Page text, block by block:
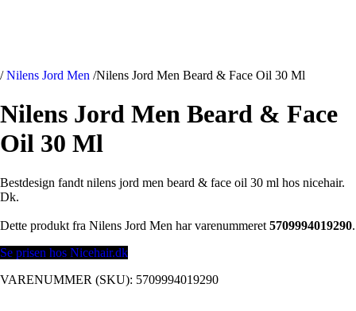
/ Nilens Jord Men /Nilens Jord Men Beard & Face Oil 30 Ml
Nilens Jord Men Beard & Face
Oil 30 Ml
Bestdesign fandt nilens jord men beard & face oil 30 ml hos nicehair.
Dk.
Dette produkt fra Nilens Jord Men har varenummeret 5709994019290.
Se prisen hos Nicehair.dk
VARENUMMER (SKU): 5709994019290